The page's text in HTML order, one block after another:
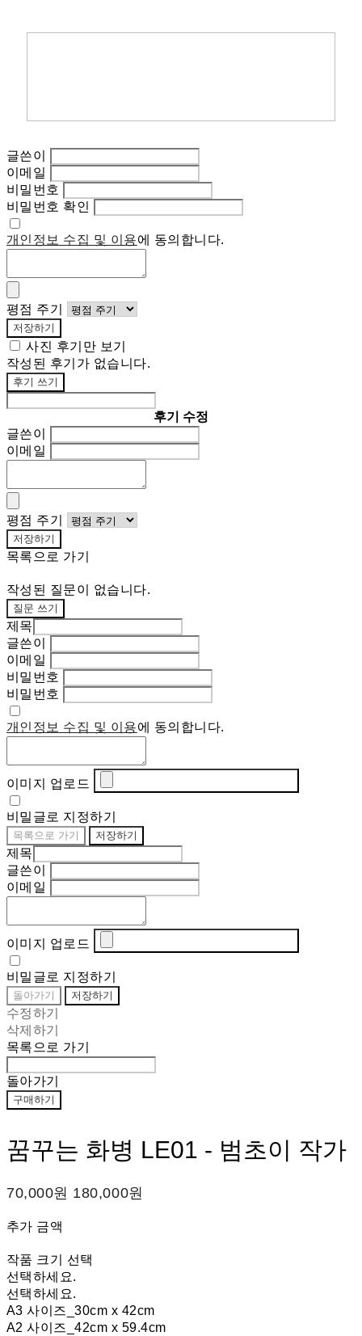
글쓴이
이메일
비밀번호
비밀번호 확인
개인정보 수집 및 이용에 동의합니다.
평점 주기
저장하기
사진 후기만 보기
작성된 후기가 없습니다.
후기 쓰기
후기 수정
글쓴이
이메일
평점 주기
저장하기
목록으로 가기
작성된 질문이 없습니다.
질문 쓰기
제목
글쓴이
이메일
비밀번호
비밀번호
개인정보 수집 및 이용에 동의합니다.
이미지 업로드
비밀글로 지정하기
목록으로 가기 저장하기
제목
글쓴이
이메일
이미지 업로드
비밀글로 지정하기
돌아가기 저장하기
수정하기
삭제하기
목록으로 가기
돌아가기
구매하기
꿈꾸는 화병 LE01 - 범초이 작가
70,000원 180,000원
추가 금액
작품 크기 선택
선택하세요.
선택하세요.
A3 사이즈_30cm x 42cm
A2 사이즈_42cm x 59.4cm